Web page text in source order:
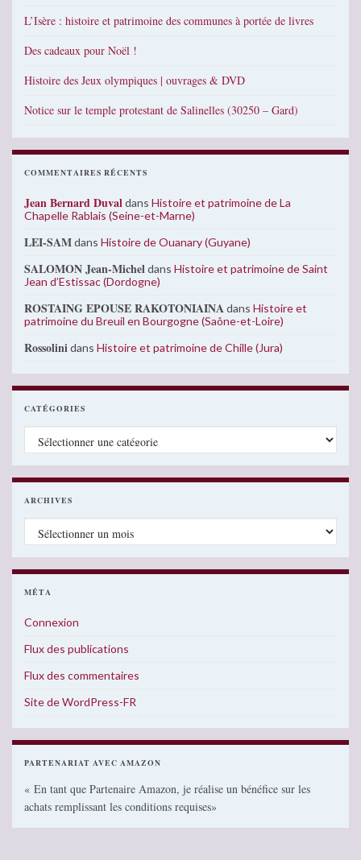
L’Isère : histoire et patrimoine des communes à portée de livres
Des cadeaux pour Noël !
Histoire des Jeux olympiques | ouvrages & DVD
Notice sur le temple protestant de Salinelles (30250 – Gard)
COMMENTAIRES RÉCENTS
Jean Bernard Duvaldans Histoire et patrimoine de La
Chapelle Rablais (Seine-et-Marne)
LEI-SAMdans Histoire de Ouanary (Guyane)
SALOMON Jean-Micheldans Histoire et patrimoine de Saint
Jean d’Estissac (Dordogne)
ROSTAING EPOUSE RAKOTONIAINAdans Histoire et
patrimoine du Breuil en Bourgogne (Saône-et-Loire)
Rossolinidans Histoire et patrimoine de Chille (Jura)
CATÉGORIES
Catégories
ARCHIVES
Archives
MÉTA
Connexion
Flux des publications
Flux des commentaires
Site de WordPress-FR
PARTENARIAT AVEC AMAZON
« En tant que Partenaire Amazon, je réalise un bénéfice sur les
achats remplissant les conditions requises»